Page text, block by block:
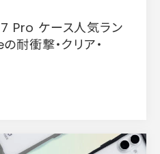
Pro ケース人気ラン
耐衝撃・クリア・